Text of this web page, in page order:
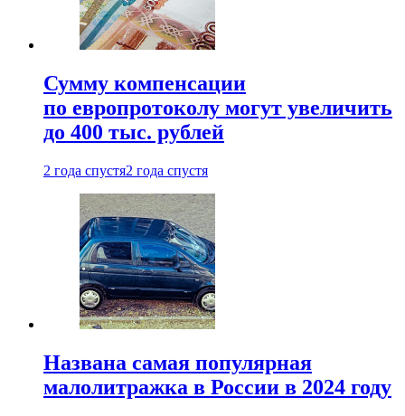
Сумму компенсации
по европротоколу могут увеличить
до 400 тыс. рублей
2 года спустя2 года спустя
Названа самая популярная
малолитражка в России в 2024 году